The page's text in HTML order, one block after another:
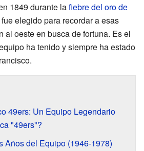
1849 durante lafiebre del oro de
elegido para recordar a esas
al oeste en busca de fortuna. Es el
ha tenido y siempre ha estado
49ers: Un Equipo Legendario
"49ers"?
Años del Equipo (1946-1978)